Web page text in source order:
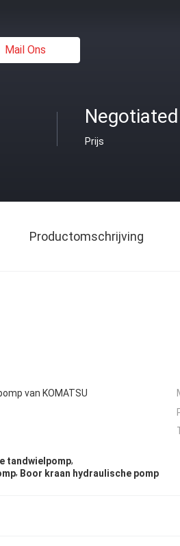
Mail Ons
Prijs
Productomschrijving
van KOMATSU
tandwielpomp,
, Boor kraan hydraulische pomp